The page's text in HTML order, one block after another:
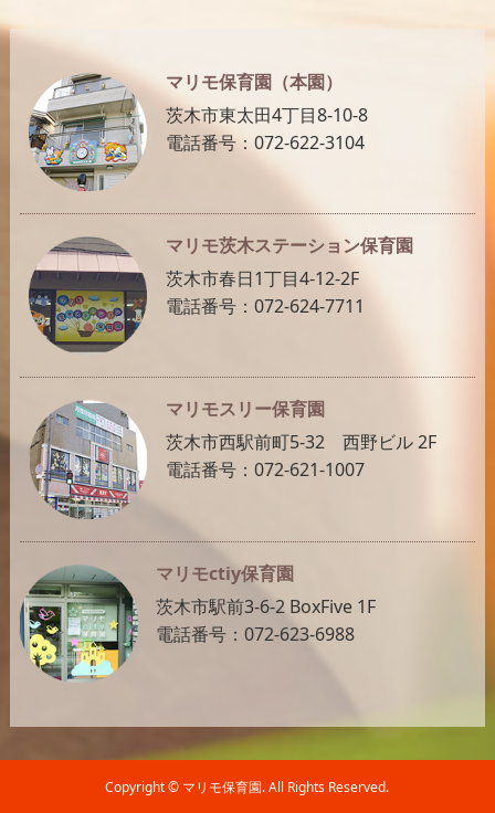
マリモ保育園（本園）
茨木市東太田4丁目8-10-8
電話番号：072-622-3104
マリモ茨木ステーション保育園
茨木市春日1丁目4-12-2F
電話番号：072-624-7711
マリモスリー保育園
茨木市西駅前町5-32 西野ビル 2F
電話番号：072-621-1007
マリモctiy保育園
茨木市駅前3-6-2 BoxFive 1F
電話番号：072-623-6988
Copyright © マリモ保育園. All Rights Reserved.